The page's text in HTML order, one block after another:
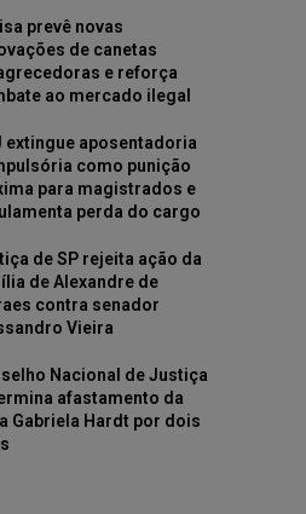
prevê novas
de canetas
e reforça
ao mercado ilegal
extingue aposentadoria
como punição
para magistrados e
perda do cargo
de SP rejeita ação da
de Alexandre de
contra senador
Vieira
Nacional de Justiça
afastamento da
Gabriela Hardt por dois